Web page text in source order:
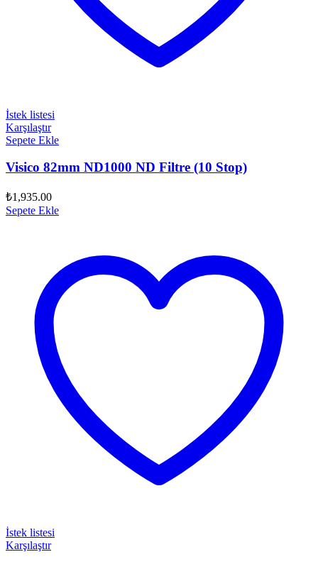
İstek listesi
Karşılaştır
Sepete Ekle
Visico 82mm ND1000 ND Filtre (10 Stop)
₺1,935.00
Sepete Ekle
İstek listesi
Karşılaştır